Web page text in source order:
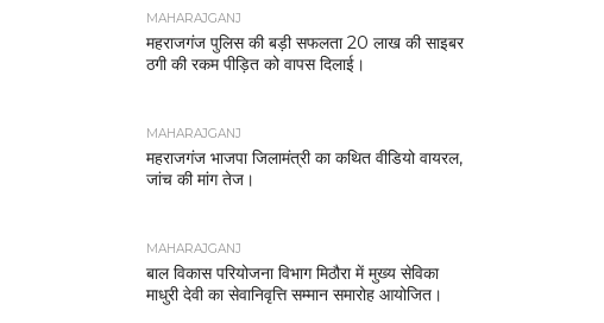
MAHARAJGANJ
महराजगंज पुलिस की बड़ी सफलता 20 लाख की साइबर
ठगी की रकम पीड़ित को वापस दिलाई।
MAHARAJGANJ
महराजगंज भाजपा जिलामंत्री का कथित वीडियो वायरल,
जांच की मांग तेज।
MAHARAJGANJ
बाल विकास परियोजना विभाग मिठौरा में मुख्य सेविका
माधुरी देवी का सेवानिवृत्ति सम्मान समारोह आयोजित।